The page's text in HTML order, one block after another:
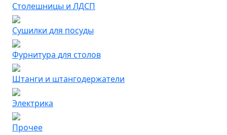
Столешницы и ЛДСП
Сушилки для посуды
Фурнитура для столов
Штанги и штангодержатели
Электрика
Прочее